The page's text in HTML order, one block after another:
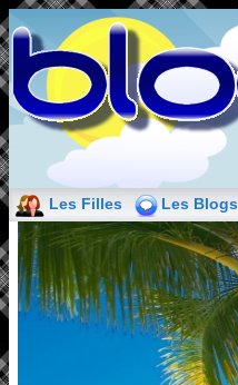
Les Filles Les Blogs